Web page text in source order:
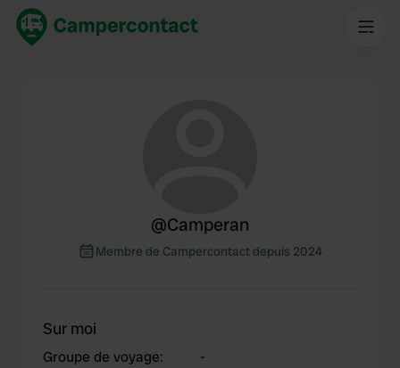
@Camperan
Membre de Campercontact depuis 2024
Sur moi
Groupe de voyage:
-